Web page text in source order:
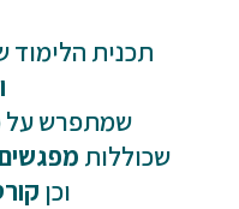
תכנית הלימוד
שמתפרש על
שכוללות מפגשים
וכן